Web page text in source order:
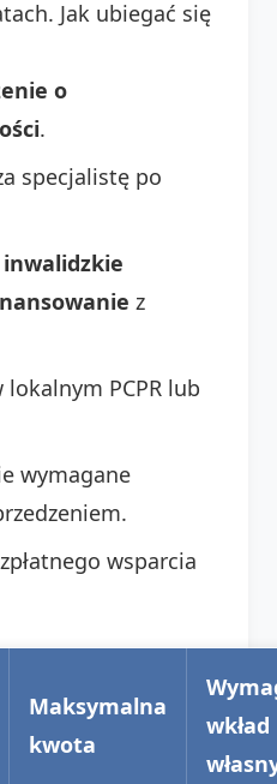
Jak ubiegać się
o
.
specjalistę po
z
lokalnym PCPR lub
wymagane
wsparcia
Maksymalna
kwota
wkład